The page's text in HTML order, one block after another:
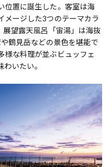
位置に誕生した。客室は海
メージした3つのテーマカラ
望露天風呂「宙湯」は海抜
鶴見岳などの景色を堪能で
様な料理が並ぶビュッフェ
いたい。